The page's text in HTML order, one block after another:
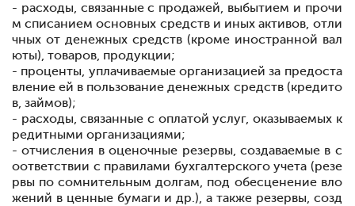
- расходы, связанные с продажей, выбытием и прочи
м списанием основных средств и иных активов, отли
чных от денежных средств (кроме иностранной вал
юты), товаров, продукции;
- проценты, уплачиваемые организацией за предоста
вление ей в пользование денежных средств (кредито
в, займов);
- расходы, связанные с оплатой услуг, оказываемых к
редитными организациями;
- отчисления в оценочные резервы, создаваемые в с
оответствии с правилами бухгалтерского учета (резе
рвы по сомнительным долгам, под обесценение вло
жений в ценные бумаги и др.), а также резервы, созд